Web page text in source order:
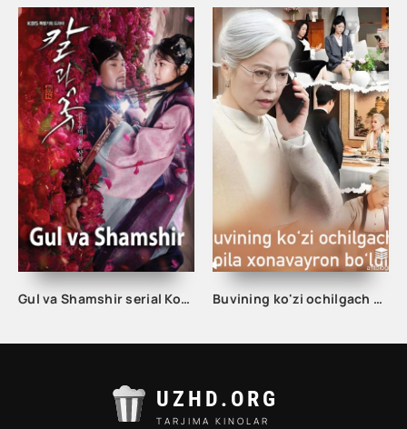
Gul va Shamshir serial Korea Barcha qismlar Uzbek tilida / Гул ва Шамшир сериал Кореа Барча қисмлар Узбек тилида Buvining ko'zi ochilgach oila xonavayron bo'ldi 1-2-3-4-5-10-20-30-40-50-60-70 Qism drama koreya seriali uzbek tilida Barcha qismlar
UZHD.ORG
TARJIMA KINOLAR